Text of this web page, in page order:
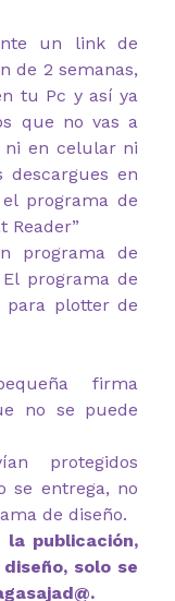
un link de
de 2 semanas,
tu Pc y así ya
que no vas a
ni en celular ni
descargues en
programa de
Reader”
programa de
programa de
para plotter de
firma
no se puede
protegidos
se entrega, no
de diseño.
publicación,
solo se